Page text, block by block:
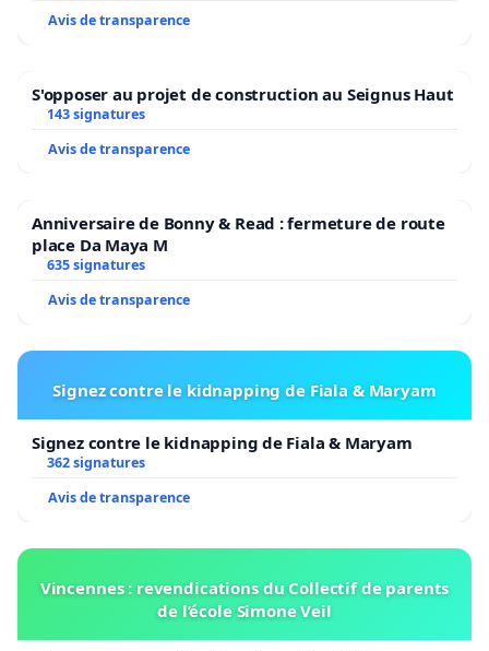
Avis de transparence
S'opposer au projet de construction au Seignus Haut
143 signatures
Avis de transparence
Anniversaire de Bonny & Read : fermeture de route
place Da Maya M
635 signatures
Avis de transparence
Signez contre le kidnapping de Fiala & Maryam
Signez contre le kidnapping de Fiala & Maryam
362 signatures
Avis de transparence
Vincennes : revendications du Collectif de parents
de l’école Simone Veil